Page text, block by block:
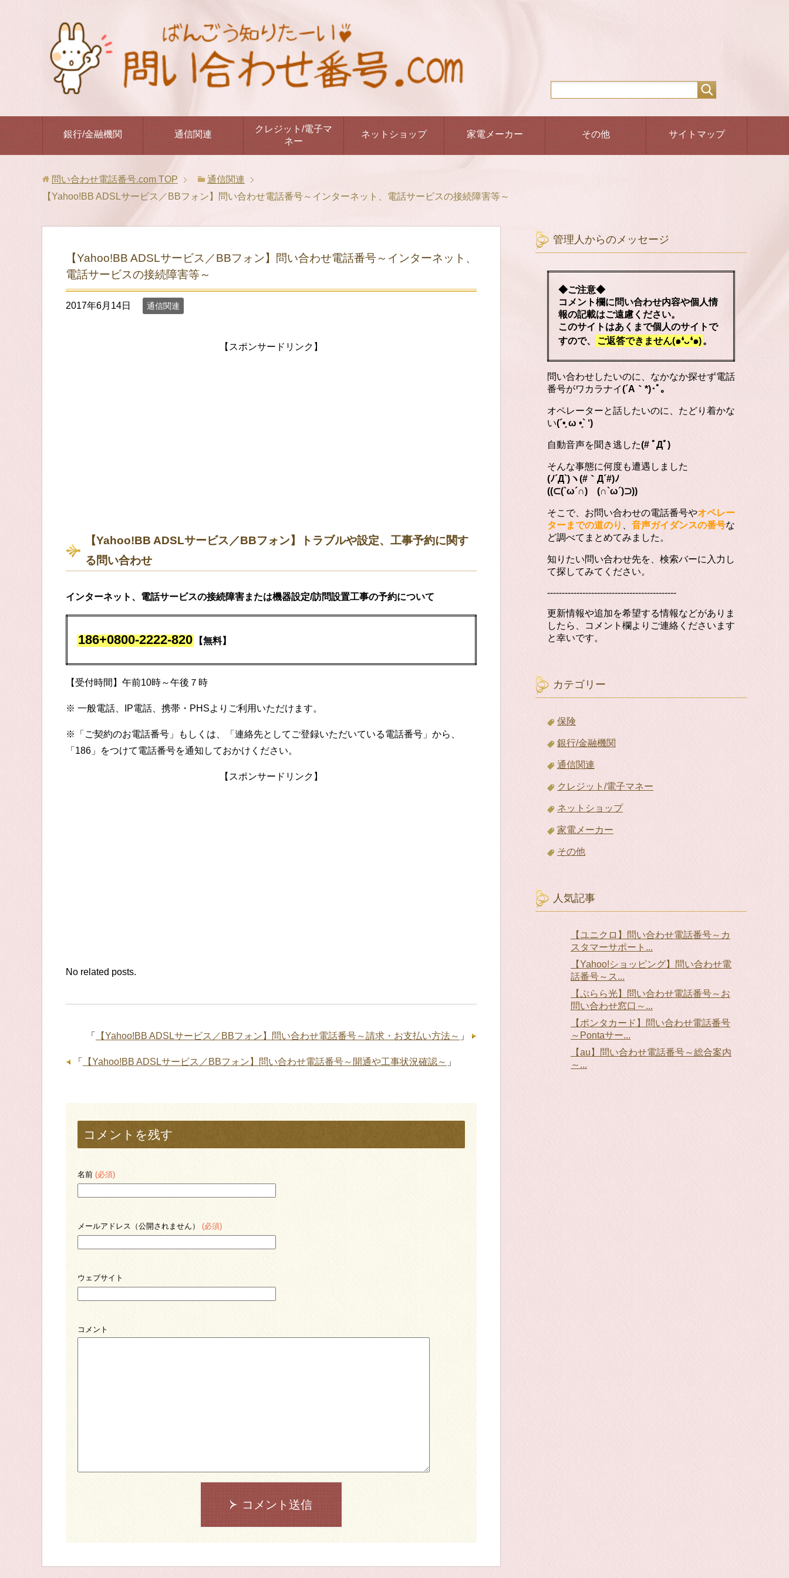
銀行/金融機関 通信関連
クレジット/電子マ
ネー
ネットショップ 家電メーカー その他 サイトマップ
問い合わせ電話番号.com TOP
通信関連
【Yahoo!BB ADSLサービス／BBフォン】問い合わせ電話番号～インターネット、電話サービスの接続障害等～
【Yahoo!BB ADSLサービス／BBフォン】問い合わせ電話番号～インターネット、
電話サービスの接続障害等～
2017年6月14日 通信関連
【スポンサードリンク】
【Yahoo!BB ADSLサービス／BBフォン】トラブルや設定、工事予約に関す
る問い合わせ
インターネット、電話サービスの接続障害または機器設定/訪問設置工事の予約について
186+0800-2222-820 【無料】
【受付時間】午前10時～午後７時
※ 一般電話、IP電話、携帯・PHSよりご利用いただけます。
※「ご契約のお電話番号」もしくは、「連絡先としてご登録いただいている電話番号」から、
「186」をつけて電話番号を通知しておかけください。
【スポンサードリンク】
No related posts.
「 【Yahoo!BB ADSLサービス／BBフォン】問い合わせ電話番号～請求・お支払い方法～ 」
「 【Yahoo!BB ADSLサービス／BBフォン】問い合わせ電話番号～開通や工事状況確認～ 」
コメントを残す
名前 (必須)
メールアドレス（公開されません） (必須)
ウェブサイト
コメント
コメント送信
管理人からのメッセージ
◆ご注意◆
コメント欄に問い合わせ内容や個人情
報の記載はご遠慮ください。
このサイトはあくまで個人のサイトで
すので、
ご返答できません(๑❛ᴗ❛๑)。
問い合わせしたいのに、なかなか探せず電話
番号がワカラナイ(´A｀*)･ﾟ｡
オペレーターと話したいのに、たどり着かな
い(´•̥ ω •̥` ‘)
自動音声を聞き逃した(# ﾟДﾟ)
そんな事態に何度も遭遇しました
(ﾉ´Д`)ヽ(#｀Д´#)ﾉ
((⊂(`ω´∩) (∩`ω´)⊃))
そこで、お問い合わせの電話番号やオペレー
ターまでの道のり
音声ガイダンスの番号な
ど調べてまとめてみました。
知りたい問い合わせ先を、検索バーに入力し
て探してみてください。
--------------------------------------------
更新情報や追加を希望する情報などがありま
したら、コメント欄よりご連絡くださいます
と幸いです。
カテゴリー
保険
銀行/金融機関
通信関連
クレジット/電子マネー
ネットショップ
家電メーカー
その他
人気記事
【ユニクロ】問い合わせ電話番号～カ
スタマーサポート...
【Yahoo!ショッピング】問い合わせ電
話番号～ス...
【ぷらら光】問い合わせ電話番号～お
問い合わせ窓口～...
【ポンタカード】問い合わせ電話番号
～Pontaサー...
【au】問い合わせ電話番号～総合案内
～...